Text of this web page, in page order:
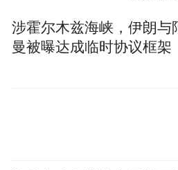
涉霍尔木兹海峡，伊朗与
曼被曝达成临时协议框架